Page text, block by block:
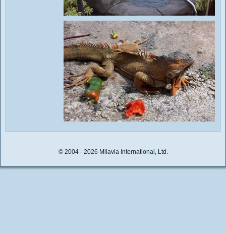
© 2004 - 2026 Milavia International, Ltd.